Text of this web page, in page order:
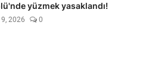
yüzmek yasaklandı!
2026 0